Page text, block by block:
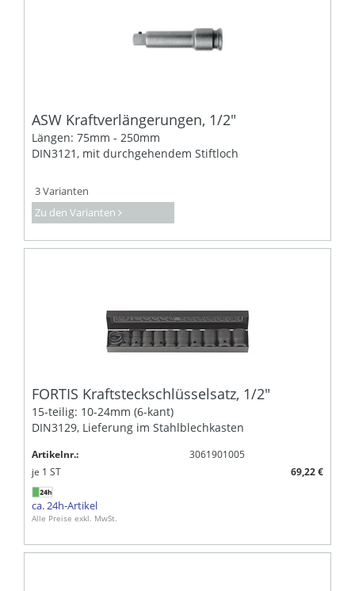
ASW Kraftverlängerungen, 1/2"
Längen: 75mm - 250mm
DIN3121, mit durchgehendem Stiftloch
3 Varianten
Zu den Varianten
FORTIS Kraftsteckschlüsselsatz, 1/2"
15-teilig: 10-24mm (6-kant)
DIN3129, Lieferung im Stahlblechkasten
Artikelnr.:
3061901005
je 1 ST 69,22 €
ca. 24h-Artikel
Alle Preise exkl. MwSt.